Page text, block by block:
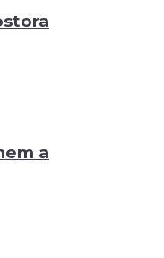
a